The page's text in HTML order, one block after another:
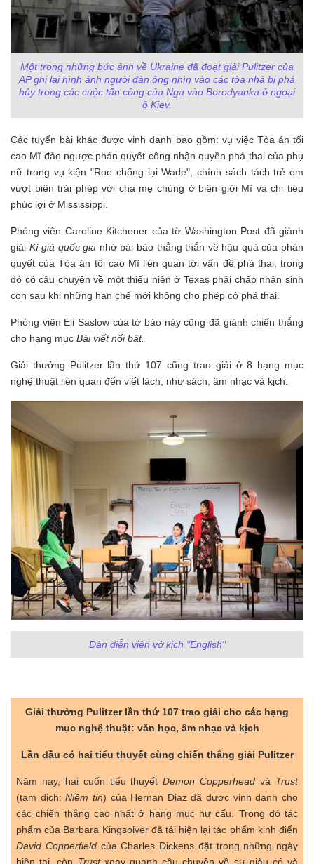
Một trong những bức ảnh về Ukraine đã đoạt giải Pulitzer của
AP ghi lại hình ảnh người đàn ông nhìn vào các tòa nhà bị phá
hủy trong các cuộc tấn công của Nga vào Borodyanka ở ngoại
ô Kiev.
Các tuyến bài khác được vinh danh bao gồm: vụ việc Tòa án tối
cao Mĩ đảo ngược phán quyết công nhận quyền phá thai của phụ
nữ trong vụ kiện "Roe chống lại Wade", chính sách tách trẻ em
vượt biên trái phép với cha mẹ chúng ở biên giới Mĩ và chi tiêu
phúc lợi ở Mississippi.
Phóng viên Caroline Kitchener của tờ Washington Post đã giành
giải Kí giả quốc gia nhờ bài báo thẳng thắn về hậu quả của phán
quyết của Tòa án tối cao Mĩ liên quan tới vấn đề phá thai, trong
đó có câu chuyện về một thiếu niên ở Texas phải chấp nhận sinh
con sau khi những hạn chế mới không cho phép cô phá thai.
Phóng viên Eli Saslow của tờ báo này cũng đã giành chiến thắng
cho hạng mục Bài viết nổi bật.
Giải thưởng Pulitzer lần thứ 107 cũng trao giải ở 8 hạng mục
nghệ thuật liên quan đến viết lách, như sách, âm nhạc và kịch.
Dàn diễn viên vở kịch "English"
Giải thưởng Pulitzer lần thứ 107 trao giải cho các hạng
mục nghệ thuật: văn học, âm nhạc và kịch
Lần đầu có hai tiểu thuyết cùng chiến thắng giải Pulitzer
Năm nay, hai cuốn tiểu thuyếtDemon Copperhead và Trust
(tạm dịch:Niềm tin) của Hernan Diaz đã được vinh danh cho
các chiến thắng cao nhất ở hạng mục hư cấu. Trong đó tác
phẩm của Barbara Kingsolver đã tái hiện lại tác phẩm kinh điển
David Copperfieldcủa Charles Dickens đặt trong những ngày
hiện tại, còn Trust xoay quanh câu chuyện về sự giàu có và